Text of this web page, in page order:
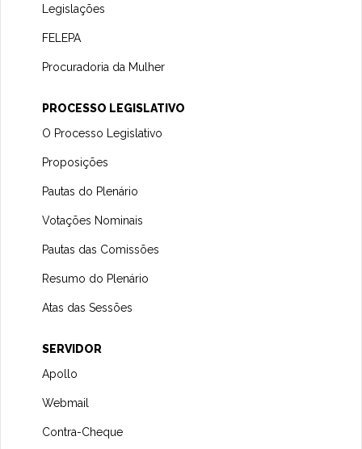
Legislações
FELEPA
Procuradoria da Mulher
PROCESSO LEGISLATIVO
O Processo Legislativo
Proposições
Pautas do Plenário
Votações Nominais
Pautas das Comissões
Resumo do Plenário
Atas das Sessões
SERVIDOR
Apollo
Webmail
Contra-Cheque